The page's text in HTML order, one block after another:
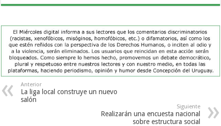
Anterior
La liga local construye un nuevo
salón
Siguiente
Realizarán una encuesta nacional
sobre estructura social